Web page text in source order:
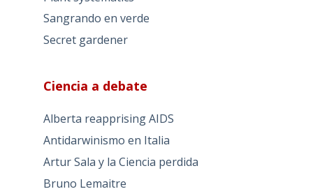
Sangrando en verde
Secret gardener
Ciencia a debate
Alberta reapprising AIDS
Antidarwinismo en Italia
Artur Sala y la Ciencia perdida
Bruno Lemaitre